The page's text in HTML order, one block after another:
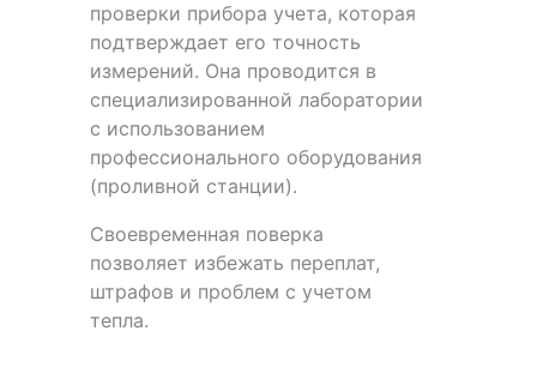
проверки прибора учета, которая
подтверждает его точность
измерений. Она проводится в
специализированной лаборатории
с использованием
профессионального оборудования
(проливной станции).
Своевременная поверка
позволяет избежать переплат,
штрафов и проблем с учетом
тепла.